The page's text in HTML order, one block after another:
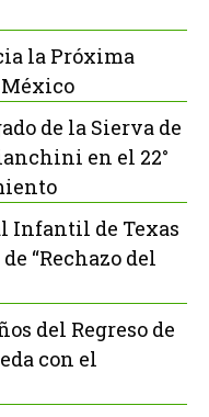
la Próxima
de la Sierva de
en el 22°
Infantil de Texas
“Rechazo del
del Regreso de
con el